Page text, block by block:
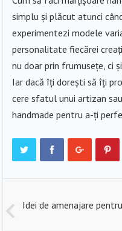
simplu și plăcut atunci
experimentezi modele
personalitate fiecărei
nu doar prin frumusețe, ci
Iar dacă îți dorești să îți
cere sfatul unui artizan
handmade pentru a-ți
Idei de amenajare